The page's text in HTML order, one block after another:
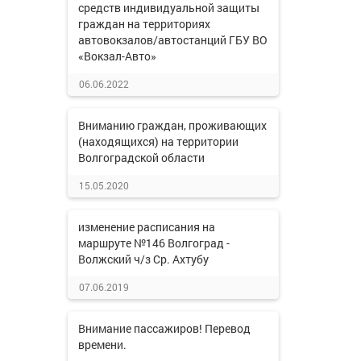
средств индивидуальной защиты
граждан на территориях
автовокзалов/автостанций ГБУ ВО
«Вокзал-Авто»
06.06.2022
Вниманию граждан, проживающих
(находящихся) на территории
Волгоградской области
15.05.2020
изменение расписания на
маршруте №146 Волгоград -
Волжский ч/з Ср. Ахтубу
07.06.2019
Внимание пассажиров! Перевод
времени.